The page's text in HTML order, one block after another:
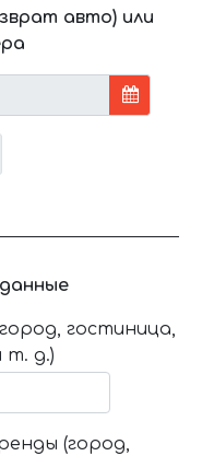
авто) или
гостиница,
т. д.)
(город,